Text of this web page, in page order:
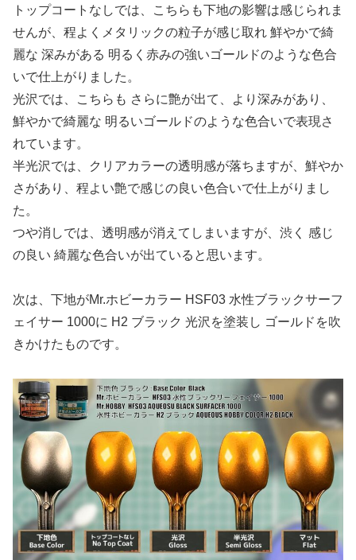
トップコートなしでは、こちらも下地の影響は感じられま
せんが、程よくメタリックの粒子が感じ取れ 鮮やかで綺
麗な 深みがある 明るく赤みの強いゴールドのような色合
いで仕上がりました。
光沢では、こちらも さらに艶が出て、より深みがあり、
鮮やかで綺麗な 明るいゴールドのような色合いで表現さ
れています。
半光沢では、クリアカラーの透明感が落ちますが、鮮やか
さがあり、程よい艶で感じの良い色合いで仕上がりまし
た。
つや消しでは、透明感が消えてしまいますが、渋く 感じ
の良い 綺麗な色合いが出ていると思います。
次は、下地がMr.ホビーカラー HSF03 水性ブラックサーフ
ェイサー 1000に H2 ブラック 光沢を塗装し ゴールドを吹
きかけたものです。